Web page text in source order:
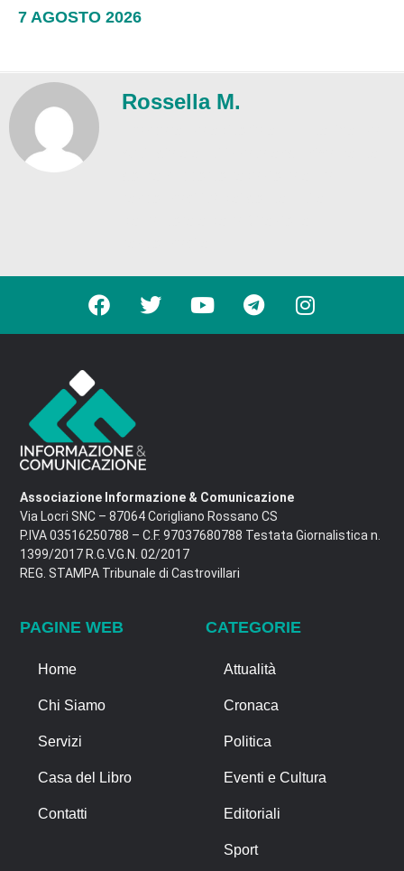
7 AGOSTO 2026
Rossella M.
Associazione Informazione & Comunicazione
Via Locri SNC – 87064 Corigliano Rossano CS
P.IVA 03516250788 – C.F. 97037680788 Testata Giornalistica n.
1399/2017 R.G.V.G.N. 02/2017
REG. STAMPA Tribunale di Castrovillari
PAGINE WEB
Home
Chi Siamo
Servizi
Casa del Libro
Contatti
CATEGORIE
Attualità
Cronaca
Politica
Eventi e Cultura
Editoriali
Sport